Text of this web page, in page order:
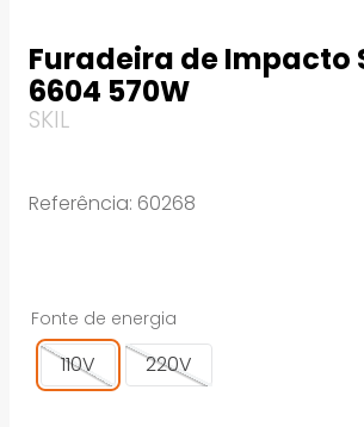
Furadeira de Impacto
6604 570W
SKIL
Referência: 60268
Fonte de energia
110V 220V